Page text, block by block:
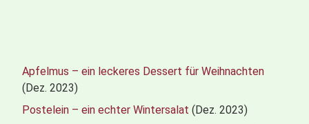
Apfelmus – ein leckeres Dessert für Weihnachten
(Dez. 2023)
Postelein – ein echter Wintersalat (Dez. 2023)